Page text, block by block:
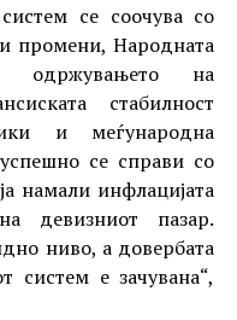
се соочува со
промени, Народната
одржувањето на
стабилност
и меѓународна
се справи со
намали инфлацијата
девизниот пазар.
ниво, а довербата
систем е зачувана“,